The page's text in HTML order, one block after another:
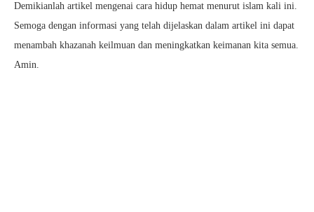
Demikianlah artikel mengenai cara hidup hemat menurut islam kali ini.
Semoga dengan informasi yang telah dijelaskan dalam artikel ini dapat
menambah khazanah keilmuan dan meningkatkan keimanan kita semua.
Amin.